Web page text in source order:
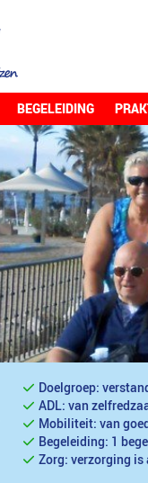
BEGELEIDING
Doelgroep:
ADL: van
Mobiliteit: van
Begeleiding: 1
Zorg: verzorging is